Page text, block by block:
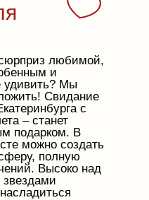
любимой,
и
Мы
Свидание
с
– станет
подарком. В
можно создать
полную
Высоко над